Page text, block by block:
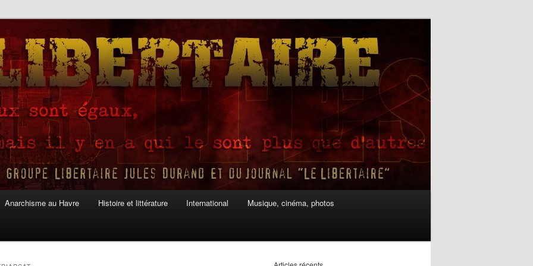
Anarchisme au Havre Histoire et littérature International Musique, cinéma, photos